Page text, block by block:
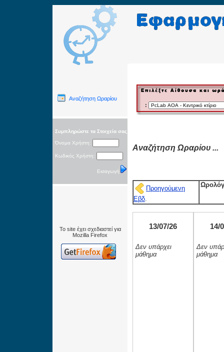
Αναζήτηση Ωραρίου
Συμπληρώστε τα Στοιχεία σας
Όνομα Χρήστη:
Κωδικός Χρήστη:
Εισαγωγή
Το site έχει σχεδιαστεί για
Mozilla Firefox
:
Αναζήτηση Ωραρίου ...
Προηγούμενη
Εβδ.
13/07/26
Δεν υπάρχει
μάθημα
14/
Δεν
μάθημα